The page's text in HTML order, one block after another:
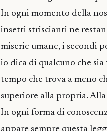
In ogni momento della
insetti striscianti ne
miserie umane, i secondi
io dica di qualcuno che
tempo che trova a meno
superiore alla propria.
In ogni forma di